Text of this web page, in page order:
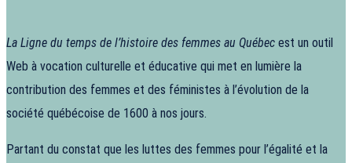
La Ligne du temps de l’histoire des femmes au Québec est un outil
Web à vocation culturelle et éducative qui met en lumière la
contribution des femmes et des féministes à l’évolution de la
société québécoise de 1600 à nos jours.
Partant du constat que les luttes des femmes pour l’égalité et la